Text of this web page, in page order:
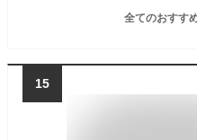
全てのおすす
15